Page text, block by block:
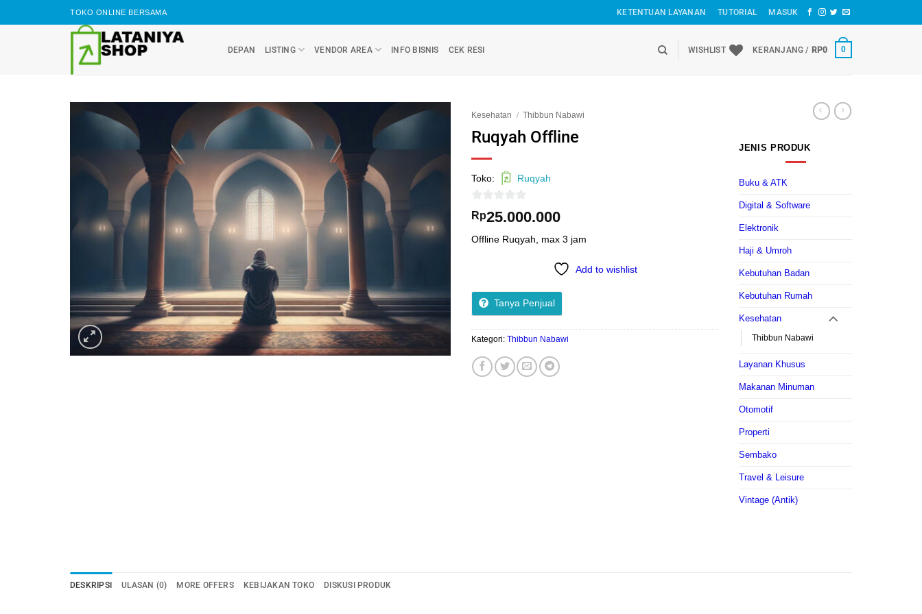
to
TOKO ONLINE BERSAMA KETENTUAN LAYANAN TUTORIAL MASUK
DEPAN LISTING VENDOR AREA INFO BISNIS CEK RESI WISHLIST KERANJANG / RP0 0
Kesehatan / Thibbun Nabawi
Ruqyah Offline
Toko: Ruqyah
0
out
of
Rp25.000.000
Offline Ruqyah, max 3 jam
Add to wishlist
Tanya Penjual
Kategori: Thibbun Nabawi
JENIS PRODUK
Buku & ATK
Digital & Software
Elektronik
Haji & Umroh
Kebutuhan Badan
Kebutuhan Rumah
Kesehatan
Thibbun Nabawi
Layanan Khusus
Makanan Minuman
Otomotif
Properti
Sembako
Travel & Leisure
Vintage (Antik)
DESKRIPSI ULASAN (0) MORE OFFERS KEBIJAKAN TOKO DISKUSI PRODUK